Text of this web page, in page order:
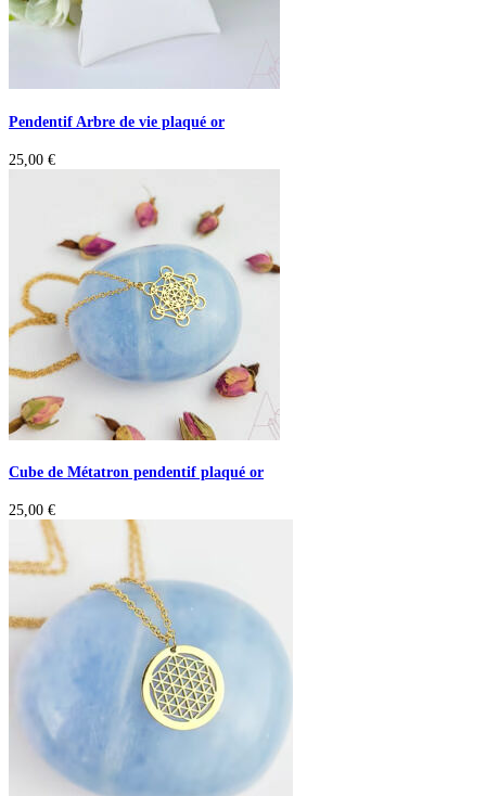
Pendentif Arbre de vie plaqué or
25,00 €
Cube de Métatron pendentif plaqué or
25,00 €